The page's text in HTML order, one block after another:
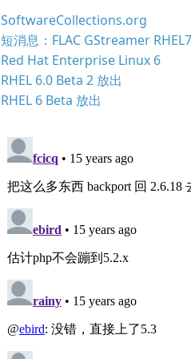
SoftwareCollections.org
短消息：FLAC GStreamer RHEL7
Red Hat Enterprise Linux 6
RHEL 6.0 Beta 2 放出
RHEL 6 Beta 放出